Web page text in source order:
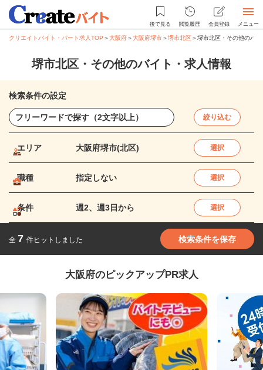
後で見る 閲覧履歴 会員登録 メニュー
クリエイトバイト・パート求人TOP ＞大阪府＞大阪府堺市＞堺市北区＞堺市北区・その他のバ
堺市北区・その他のバイト・求人情報
検索条件の設定
絞り込む
エリア 大阪府堺市(北区) 選択
職種 指定しない 選択
条件 週2、週3日から 選択
全 7 件ヒットしました 検索条件を保存
大阪府のピックアップPR求人